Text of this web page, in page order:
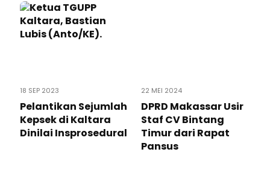
18 SEP 2023
Pelantikan Sejumlah
Kepsek di Kaltara
Dinilai Insprosedural
22 MEI 2024
DPRD Makassar Usir
Staf CV Bintang
Timur dari Rapat
Pansus